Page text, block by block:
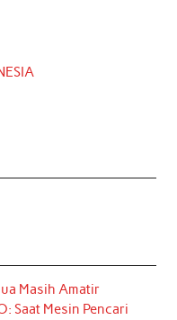
Masih Amatir
Saat Mesin Pencari